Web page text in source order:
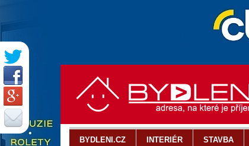
BYDLENI.CZ INTERIÉR STAVBA